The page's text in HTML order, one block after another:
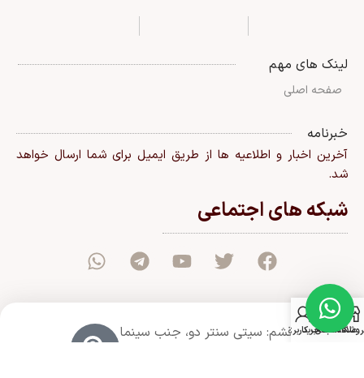
لینک های مهم
صفحه اصلی
خبرنامه
آخرین اخبار و اطلاعیه ها از طریق ایمیل برای شما ارسال خواهد
شد.
شبکه های اجتماعی
قشم: سیتی سنتر دو، جنب سینما علاقه مندی
0
سبد خرید
حساب کاربری من